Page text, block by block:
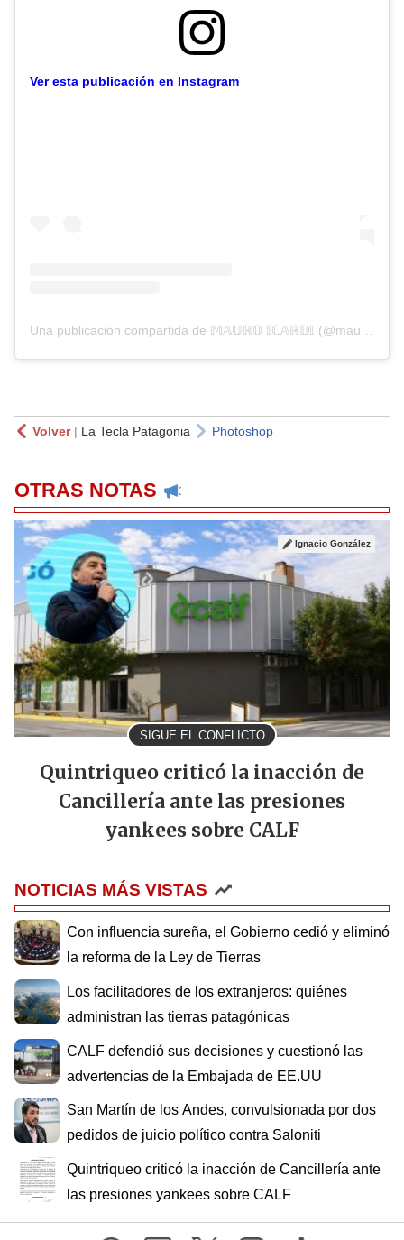
Ver esta publicación en Instagram
Una publicación compartida de 𝕄𝔸𝕌ℝ𝕆 𝕀ℂ𝔸ℝ𝔻𝕀 (@mauroicardi)
Volver| La Tecla Patagonia Photoshop
OTRAS NOTAS
SIGUE EL CONFLICTO
Ignacio González
Quintriqueo criticó la inacción de
Cancillería ante las presiones
yankees sobre CALF
NOTICIAS MÁS VISTAS
Con influencia sureña, el Gobierno cedió y eliminó
la reforma de la Ley de Tierras
Los facilitadores de los extranjeros: quiénes
administran las tierras patagónicas
CALF defendió sus decisiones y cuestionó las
advertencias de la Embajada de EE.UU
San Martín de los Andes, convulsionada por dos
pedidos de juicio político contra Saloniti
Quintriqueo criticó la inacción de Cancillería ante
las presiones yankees sobre CALF